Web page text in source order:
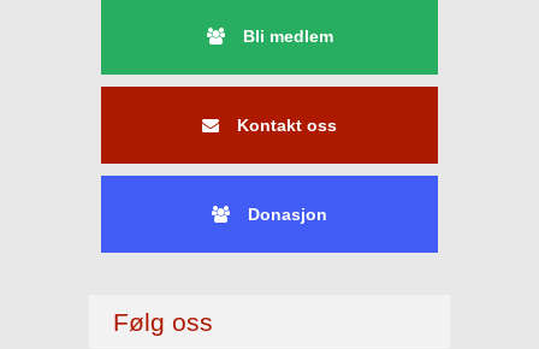
Bli medlem
Kontakt oss
Donasjon
Følg oss